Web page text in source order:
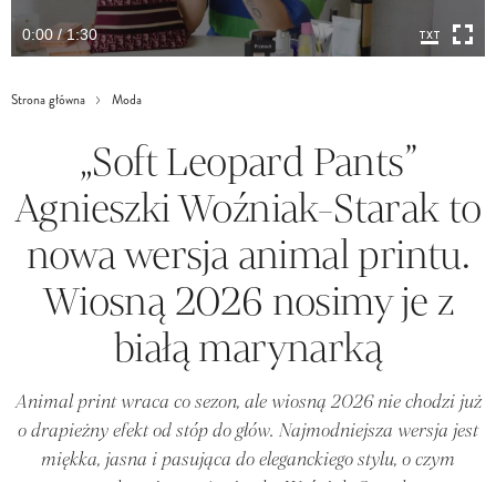
0:00 / 1:30
Strona główna Moda
„Soft Leopard Pants”
Agnieszki Woźniak-Starak to
nowa wersja animal printu.
Wiosną 2026 nosimy je z
białą marynarką
Animal print wraca co sezon, ale wiosną 2026 nie chodzi już
o drapieżny efekt od stóp do głów. Najmodniejsza wersja jest
miękka, jasna i pasująca do eleganckiego stylu, o czym